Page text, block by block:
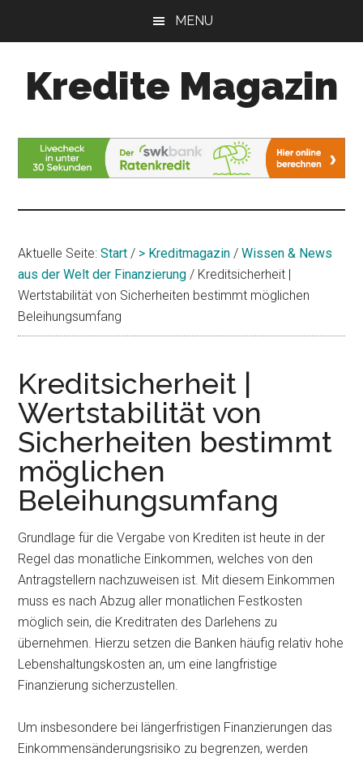
MENU
Kredite Magazin
für
Ihren
Kredit
Aktuelle Seite:Start / > Kreditmagazin / Wissen & News
aus der Welt der Finanzierung / Kreditsicherheit |
Wertstabilität von Sicherheiten bestimmt möglichen
Beleihungsumfang
Kreditsicherheit |
Wertstabilität von
Sicherheiten bestimmt
möglichen
Beleihungsumfang
Grundlage für die Vergabe von Krediten ist heute in der
Regel das monatliche Einkommen, welches von den
Antragstellern nachzuweisen ist. Mit diesem Einkommen
muss es nach Abzug aller monatlichen Festkosten
möglich sein, die Kreditraten des Darlehens zu
übernehmen. Hierzu setzen die Banken häufig relativ hohe
Lebenshaltungskosten an, um eine langfristige
Finanzierung sicherzustellen.
Um insbesondere bei längerfristigen Finanzierungen das
Einkommensänderungsrisiko zu begrenzen, werden